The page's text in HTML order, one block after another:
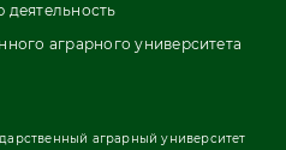
аграрный университет
деятельность
аграрного университета